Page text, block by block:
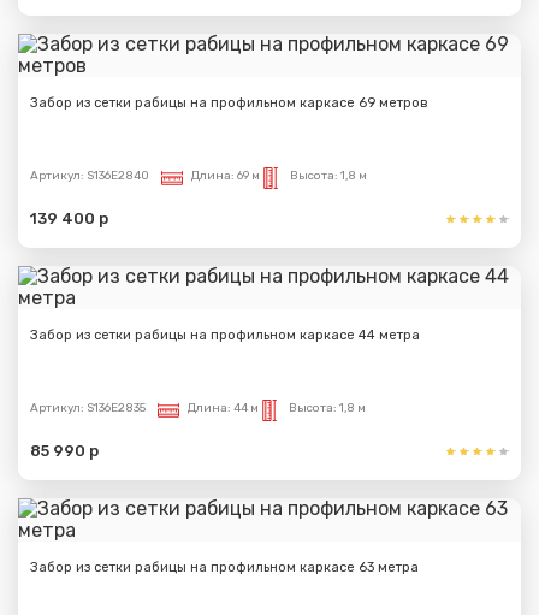
Забор из сетки рабицы на профильном каркасе 69 метров
Артикул: S136E2840 Длина: 69 м Высота: 1,8 м
139 400 р
Забор из сетки рабицы на профильном каркасе 44 метра
Артикул: S136E2835 Длина: 44 м Высота: 1,8 м
85 990 р
Забор из сетки рабицы на профильном каркасе 63 метра
Сообщение успешно